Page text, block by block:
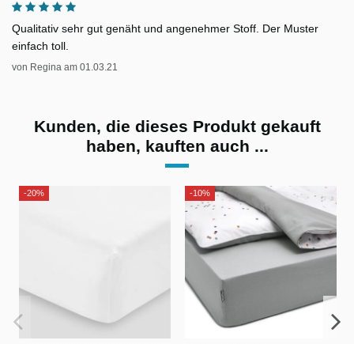
Qualitativ sehr gut genäht und angenehmer Stoff. Der Muster
einfach toll.
von Regina am 01.03.21
Kunden, die dieses Produkt gekauft
haben, kauften auch ...
-20% -10%